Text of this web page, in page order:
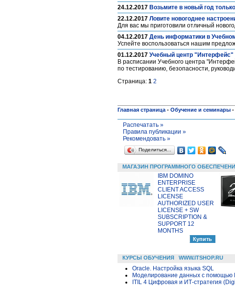
24.12.2017 Возьмите в новый год
22.12.2017 Ловите новогоднее
Для вас мы приготовили отличный
04.12.2017 День информатики в
Успейте воспользоваться нашим
01.12.2017 Учебный центр "Интерфейс"
В расписании Учебного центра
по тестированию, безопасности,
Страница: 1 2
Главная страница - Обучение и семинары -
Распечатать »
Правила публикации »
Рекомендовать »
Поделиться…
МАГАЗИН ПРОГРАММНОГО
IBM DOMINO
ENTERPRISE
CLIENT ACCESS
LICENSE
AUTHORIZED USER
LICENSE + SW
SUBSCRIPTION &
SUPPORT 12
MONTHS
КУРСЫ ОБУЧЕНИЯ WWW.ITSHOP.RU
Oracle. Настройка языка SQL
Моделирование данных с помощью
ITIL 4 Цифровая и ИТ-стратегия